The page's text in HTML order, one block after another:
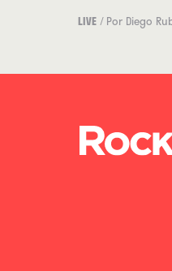
LIVE / Por Diego